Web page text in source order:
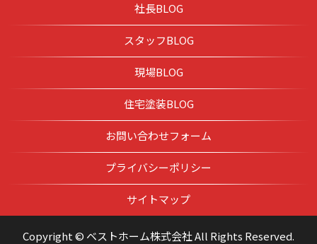
社長BLOG
スタッフBLOG
現場BLOG
住宅塗装BLOG
お問い合わせフォーム
プライバシーポリシー
サイトマップ
Copyright © ベストホーム株式会社 All Rights Reserved.